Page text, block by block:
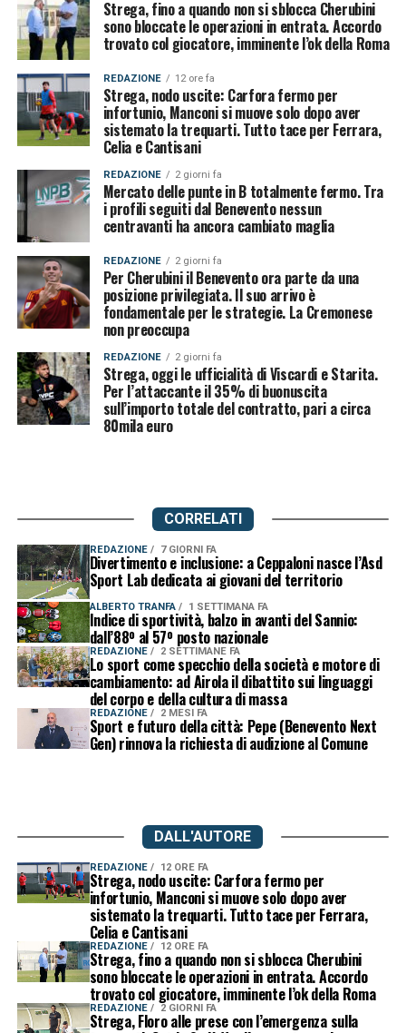
Strega, fino a quando non si sblocca Cherubini
sono bloccate le operazioni in entrata. Accordo
trovato col giocatore, imminente l’ok della Roma
REDAZIONE 12 ore fa
Strega, nodo uscite: Carfora fermo per
infortunio, Manconi si muove solo dopo aver
sistemato la trequarti. Tutto tace per Ferrara,
Celia e Cantisani
REDAZIONE 2 giorni fa
Mercato delle punte in B totalmente fermo. Tra
i profili seguiti dal Benevento nessun
centravanti ha ancora cambiato maglia
REDAZIONE 2 giorni fa
Per Cherubini il Benevento ora parte da una
posizione privilegiata. Il suo arrivo è
fondamentale per le strategie. La Cremonese
non preoccupa
REDAZIONE 2 giorni fa
Strega, oggi le ufficialità di Viscardi e Starita.
Per l’attaccante il 35% di buonuscita
sull’importo totale del contratto, pari a circa
80mila euro
CORRELATI
REDAZIONE 7 GIORNI FA
Divertimento e inclusione: a Ceppaloni nasce l’Asd
Sport Lab dedicata ai giovani del territorio
ALBERTO TRANFA 1 SETTIMANA FA
Indice di sportività, balzo in avanti del Sannio:
dall’88º al 57º posto nazionale
REDAZIONE 2 SETTIMANE FA
Lo sport come specchio della società e motore di
cambiamento: ad Airola il dibattito sui linguaggi
del corpo e della cultura di massa
REDAZIONE 2 MESI FA
Sport e futuro della città: Pepe (Benevento Next
Gen) rinnova la richiesta di audizione al Comune
DALL'AUTORE
REDAZIONE 12 ORE FA
Strega, nodo uscite: Carfora fermo per
infortunio, Manconi si muove solo dopo aver
sistemato la trequarti. Tutto tace per Ferrara,
Celia e Cantisani
REDAZIONE 12 ORE FA
Strega, fino a quando non si sblocca Cherubini
sono bloccate le operazioni in entrata. Accordo
trovato col giocatore, imminente l’ok della Roma
REDAZIONE 2 GIORNI FA
Strega, Floro alle prese con l’emergenza sulla